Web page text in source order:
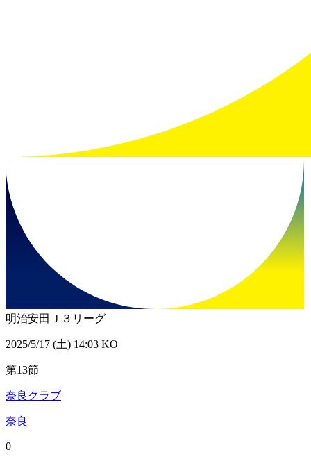
明治安田Ｊ３リーグ
2025/5/17 (土) 14:03 KO
第13節
奈良クラブ
奈良
0